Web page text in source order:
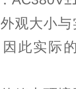
观大小
此实际